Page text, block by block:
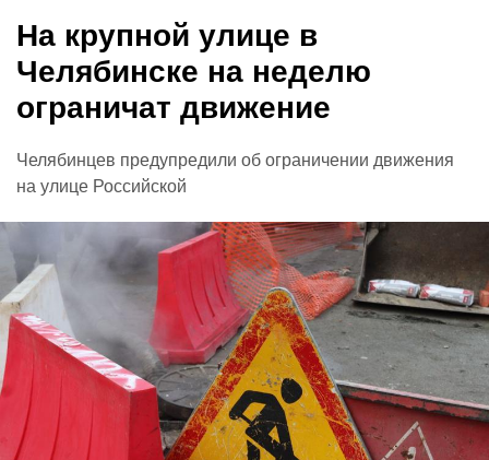
На крупной улице в
Челябинске на неделю
ограничат движение
Челябинцев предупредили об ограничении движения
на улице Российской